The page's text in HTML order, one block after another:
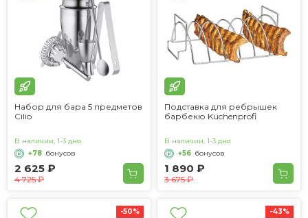
Набор для бара 5 предметов
Cilio
2 625 ₽
4 725 ₽
В наличии, 1-3 дня
+78 бонусов
Подставка для ребрышек
барбекю Küchenprofi
1 890 ₽
3 675 ₽
В наличии, 1-3 дня
+56 бонусов
-50% -43%